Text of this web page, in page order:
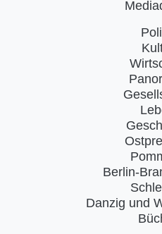
Berlin-
Danzig und